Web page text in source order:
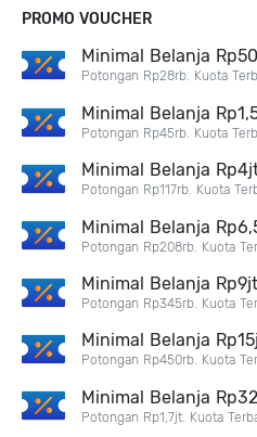
PROMO VOUCHER
Minimal Belanja
Potongan Rp28rb. Kuota
Minimal Belanja
Potongan Rp45rb. Kuota
Minimal Belanja
Potongan Rp117rb. Kuota
Minimal Belanja
Potongan Rp208rb. Kuota
Minimal Belanja Rp9jt
Potongan Rp345rb. Kuota
Minimal Belanja
Potongan Rp450rb. Kuota
Minimal Belanja
Potongan Rp1,7jt. Kuota